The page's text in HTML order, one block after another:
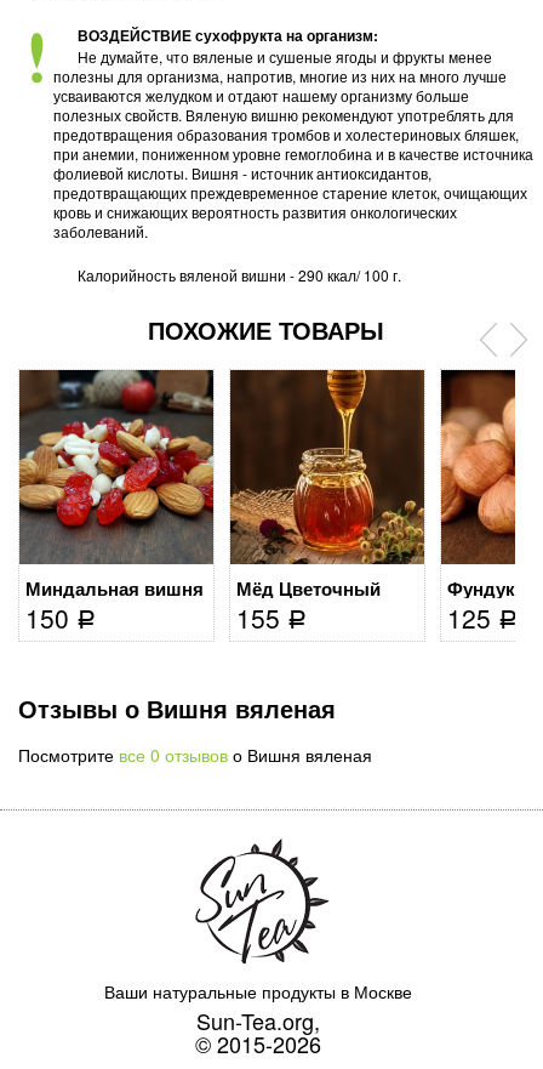
ВОЗДЕЙСТВИЕ сухофрукта на организм:
Не думайте, что вяленые и сушеные ягоды и фрукты менее
полезны для организма, напротив, многие из них на много лучше
усваиваются желудком и отдают нашему организму больше
полезных свойств. Вяленую вишню рекомендуют употреблять для
предотвращения образования тромбов и холестериновых бляшек,
при анемии, пониженном уровне гемоглобина и в качестве источника
фолиевой кислоты. Вишня - источник антиоксидантов,
предотвращающих преждевременное старение клеток, очищающих
кровь и снижающих вероятность развития онкологических
заболеваний.
Калорийность вяленой вишни - 290 ккал/ 100 г.
ПОХОЖИЕ ТОВАРЫ
Миндальная вишня
150 Р
Мёд Цветочный
155 Р
Фундук
125 Р
Отзывы о Вишня вяленая
Посмотрите все 0 отзывов о Вишня вяленая
Ваши натуральные продукты в Москве
Sun-Tea.org,
© 2015-2026